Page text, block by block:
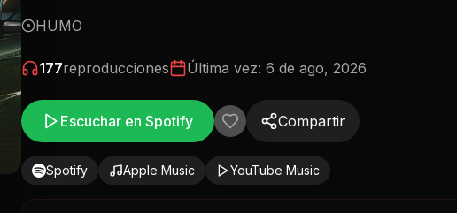
HUMO
177reproducciones Última vez: 6 de ago, 2026
Escuchar en Spotify Compartir
Spotify Apple Music YouTube Music